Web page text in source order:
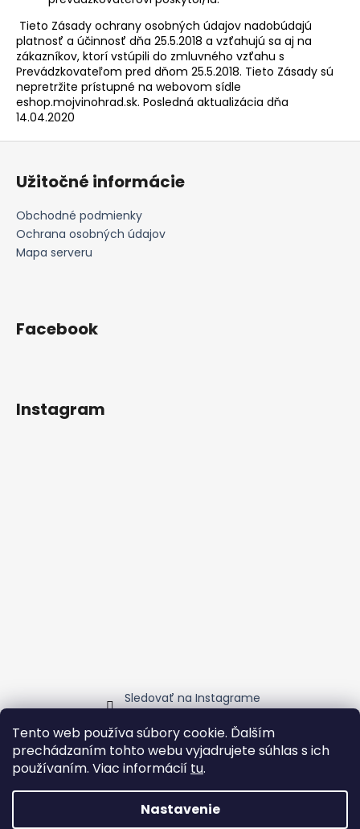
Tento web používa súbory cookie. Ďalším
prechádzaním tohto webu vyjadrujete súhlas s ich
používaním. Viac informácií tu.
Nastavenie
Tieto Zásady ochrany osobných údajov nadobúdajú
platnosť a účinnosť dňa 25.5.2018 a vzťahujú sa aj na
zákazníkov, ktorí vstúpili do zmluvného vzťahu s
Prevádzkovateľom pred dňom 25.5.2018. Tieto Zásady sú
nepretržite prístupné na webovom sídle
eshop.mojvinohrad.sk. Posledná aktualizácia dňa
14.04.2020
Z
Užitočné informácie
Obchodné podmienky
Ochrana osobných údajov
Mapa serveru
Facebook
Instagram
Sledovať na Instagrame
Ubytovanie v blízkosti Vinohladu Vinozmodry
ChuteMalýchKarpát Transfer servis v Tatrách